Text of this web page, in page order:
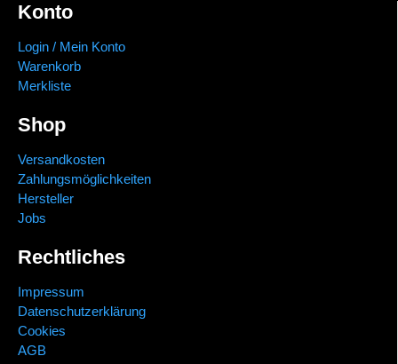
Konto
Login / Mein Konto
Warenkorb
Merkliste
Shop
Versandkosten
Zahlungsmöglichkeiten
Hersteller
Jobs
Rechtliches
Impressum
Datenschutzerklärung
Cookies
AGB